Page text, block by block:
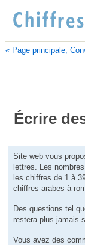
« Page principale,
Écrire
Site web vous
lettres. Les
les chiffres de 1 à
chiffres arabes à
Des questions tel
restera plus jamais
Vous avez des